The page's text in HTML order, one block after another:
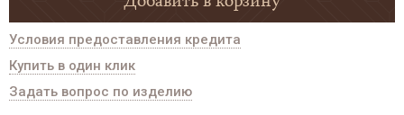
Условия предоставления кредита
Купить в один клик
Задать вопрос по изделию